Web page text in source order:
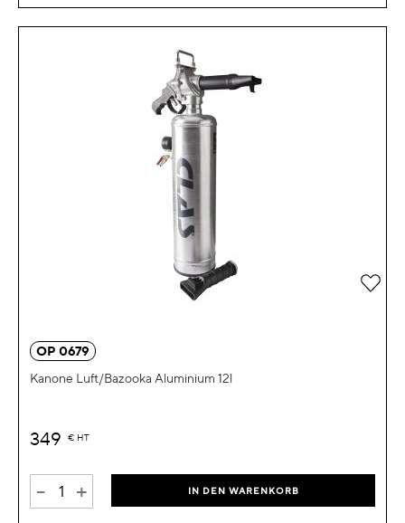
OP 0679
Kanone Luft/Bazooka Aluminium 12l
349 € HT
- + IN DEN WARENKORB
Zur